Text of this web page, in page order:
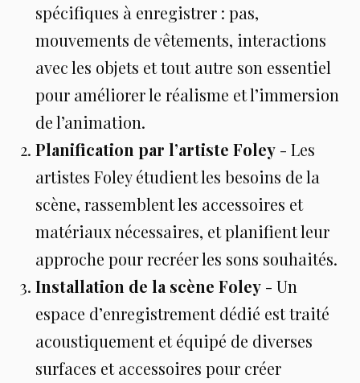
spécifiques à enregistrer : pas,
mouvements de vêtements, interactions
avec les objets et tout autre son essentiel
pour améliorer le réalisme et l’immersion
de l’animation.
Planification par l’artiste Foley - Les
artistes Foley étudient les besoins de la
scène, rassemblent les accessoires et
matériaux nécessaires, et planifient leur
approche pour recréer les sons souhaités.
Installation de la scène Foley - Un
espace d’enregistrement dédié est traité
acoustiquement et équipé de diverses
surfaces et accessoires pour créer